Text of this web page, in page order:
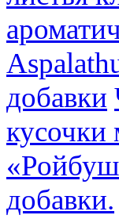
добавки
кусочки
добавки.